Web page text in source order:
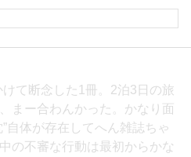
けて断念した1冊。2泊3日の旅
まー合わんかった。かなり面
自体が存在してへん雑誌ちゃ
の不審な行動は最初からかな